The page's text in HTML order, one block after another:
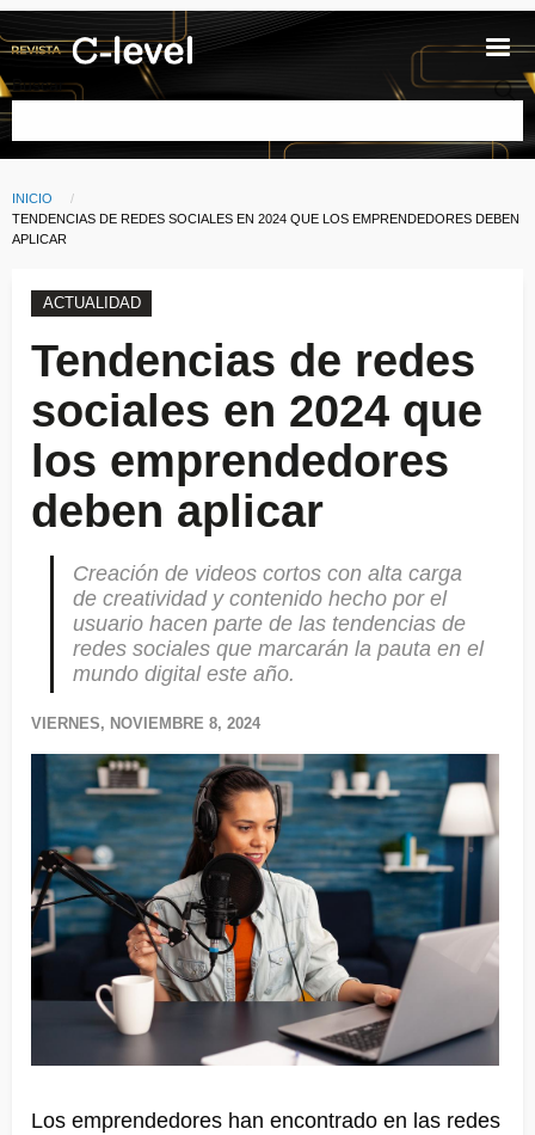
Pasar al contenido principal
Buscar
Ruta de navegación
INICIO
CURRENT:
TENDENCIAS DE REDES SOCIALES EN 2024 QUE LOS EMPRENDEDORES DEBEN
APLICAR
ACTUALIDAD
Tendencias de redes
sociales en 2024 que
los emprendedores
deben aplicar
Creación de videos cortos con alta carga
de creatividad y contenido hecho por el
usuario hacen parte de las tendencias de
redes sociales que marcarán la pauta en el
mundo digital este año.
VIERNES, NOVIEMBRE 8, 2024
Los emprendedores han encontrado en las redes